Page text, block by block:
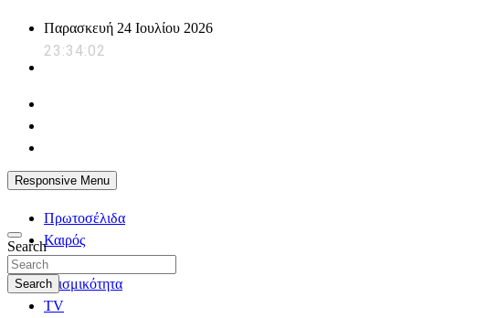
content
Παρασκευή 24 Ιουλίου 2026
23:34:03
Responsive Menu
Πρωτοσέλιδα
Καιρός
Ζώδια
Σεισμικότητα
TV
powerplayer.gr
Search
Search